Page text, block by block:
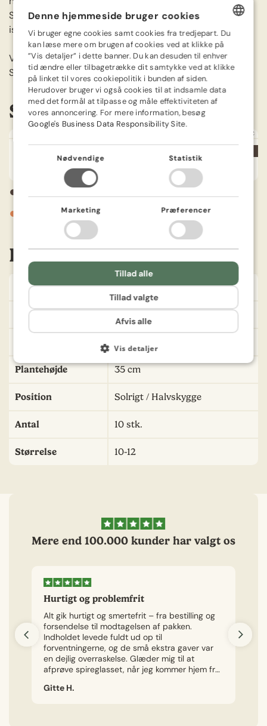
Sørg for at kontrollere og opretholde jordens fugtighed,
især i tørre perioder.
Vigtigt:
Spis ikke prydløg. Kan virke hudirriterende.
Såkalender
DEC
●
● Blomstrer
Information
Farve Orange, Hvid
Sådybde 10 cm
Plantehøjde 35 cm
Position Solrigt / Halvskygge
Antal 10 stk.
Størrelse 10-12
Mere end 100.000 kunder har valgt os
Hurtigt og problemfrit
Alt gik hurtigt og smertefrit – fra bestilling og
forsendelse til modtagelsen af pakken.
Indholdet levede fuldt ud op til
forventningerne, og de små ekstra gaver var
en dejlig overraskelse. Glæder mig til at
afprøve spireglasset, når jeg kommer hjem fra
Gitte H.
DANISH
GERMAN
SWEDISH
NORWEGIAN
FINNISH
POLISH
FRENCH
Denne hjemmeside bruger cookies
Vi bruger egne cookies samt cookies fra tredjepart. Du
kan læse mere om brugen af cookies ved at klikke på
”Vis detaljer” i dette banner. Du kan desuden til enhver
tid ændre eller tilbagetrække dit samtykke ved at klikke
på linket til vores cookiepolitik i bunden af siden.
Herudover bruger vi også cookies til at indsamle data
med det formål at tilpasse og måle effektiviteten af
vores annoncering. For mere information, besøg
Google's Business Data Responsibility Site.
Nødvendige Statistik
Marketing Præferencer
Tillad valgte
Tillad alle
Afvis alle
Vis detaljer